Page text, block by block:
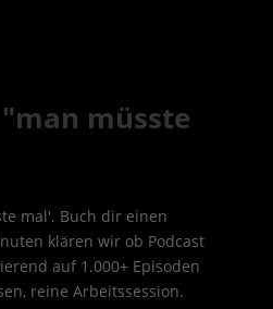
müsste
mal'. Buch dir einen
klären wir ob Podcast
auf 1.000+ Episoden
reine Arbeitssession.